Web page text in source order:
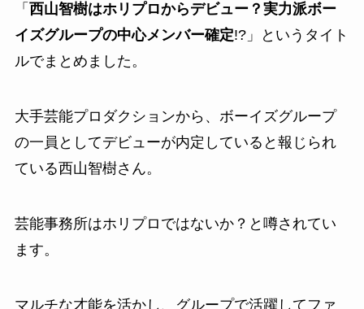
「 西山智樹はホリプロからデビュー？実力派ボー
イズグループの中心メンバー確定!?」というタイト
ルでまとめました。
大手芸能プロダクションから、ボーイズグループ
の一員としてデビューが内定していると報じられ
ている西山智樹さん。
芸能事務所はホリプロではないか？と噂されてい
ます。
マルチな才能を活かし、グループで活躍してファ